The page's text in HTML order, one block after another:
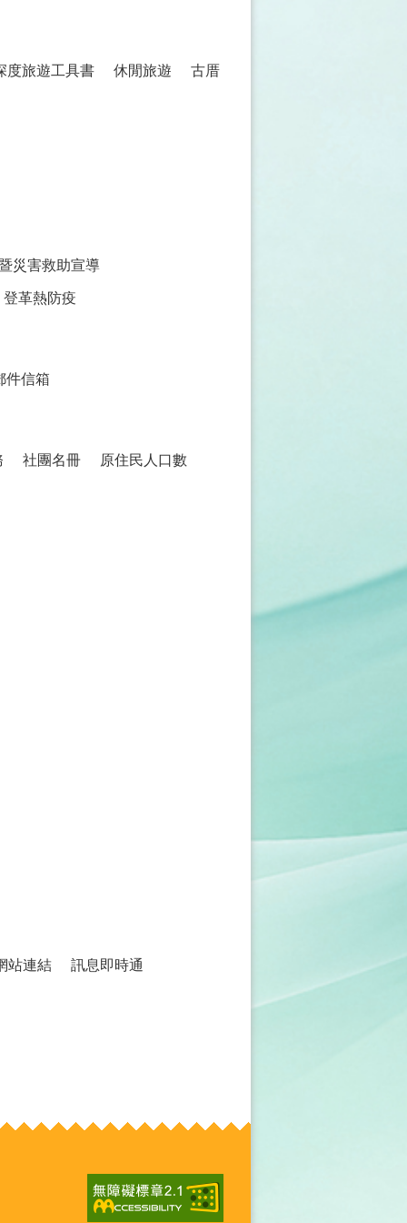
度旅遊工具書 休閒旅遊 古厝
災害救助宣導
登革熱防疫
件信箱
社團名冊 原住民人口數
站連結 訊息即時通